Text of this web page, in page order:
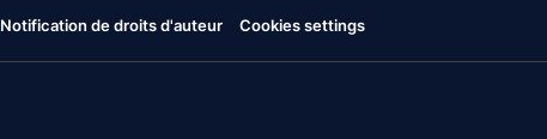
Notification de droits d'auteur Cookies settings